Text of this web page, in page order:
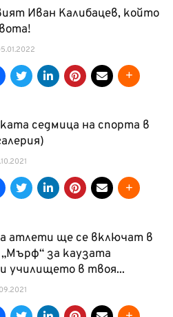
Иван Калибацев, който
седмица на спорта в
атлети ще се включат в
за каузата
училището в твоя...